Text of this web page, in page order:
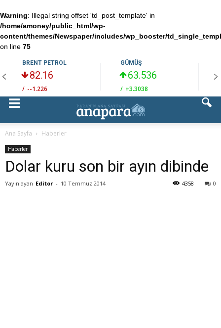
Warning: Illegal string offset 'td_post_template' in
/home/amoney/public_html/wp-
content/themes/Newspaper/includes/wp_booster/
on line 75
BRENT PETROL
82.16
/ --1.226
GÜMÜŞ
63.536
/ +3.3038
Ana Sayfa Haberler
Haberler
Dolar kuru son bir ayın dibinde
Yayınlayan Editor - 10 Temmuz 2014 0
4358